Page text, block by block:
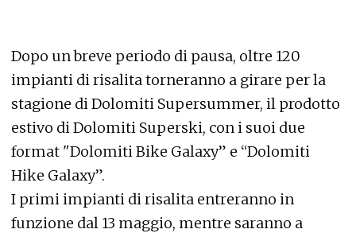
Dopo un breve periodo di pausa, oltre 120
impianti di risalita torneranno a girare per la
stagione di Dolomiti Supersummer, il prodotto
estivo di Dolomiti Superski, con i suoi due
format "Dolomiti Bike Galaxy” e “Dolomiti
Hike Galaxy”.
I primi impianti di risalita entreranno in
funzione dal 13 maggio, mentre saranno a